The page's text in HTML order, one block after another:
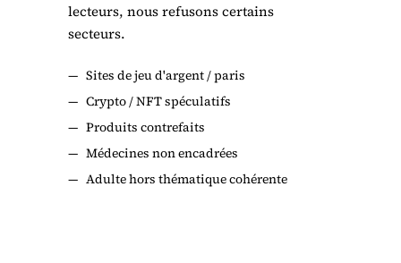
lecteurs, nous refusons certains
secteurs.
— Sites de jeu d'argent / paris
— Crypto / NFT spéculatifs
— Produits contrefaits
— Médecines non encadrées
— Adulte hors thématique cohérente